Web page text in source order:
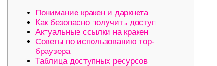
Понимание кракен и даркнета
Как безопасно получить доступ
Актуальные ссылки на кракен
Советы по использованию тор-
браузера
Таблица доступных ресурсов